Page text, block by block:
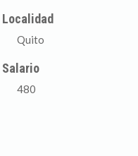
Localidad
Quito
Salario
480